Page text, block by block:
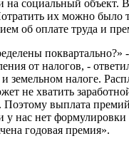
на социальный объект.
их можно было
об оплате труда и
от налогов, -
налоге.
не хватить
Поэтому выплата
нас нет
годовая премия».